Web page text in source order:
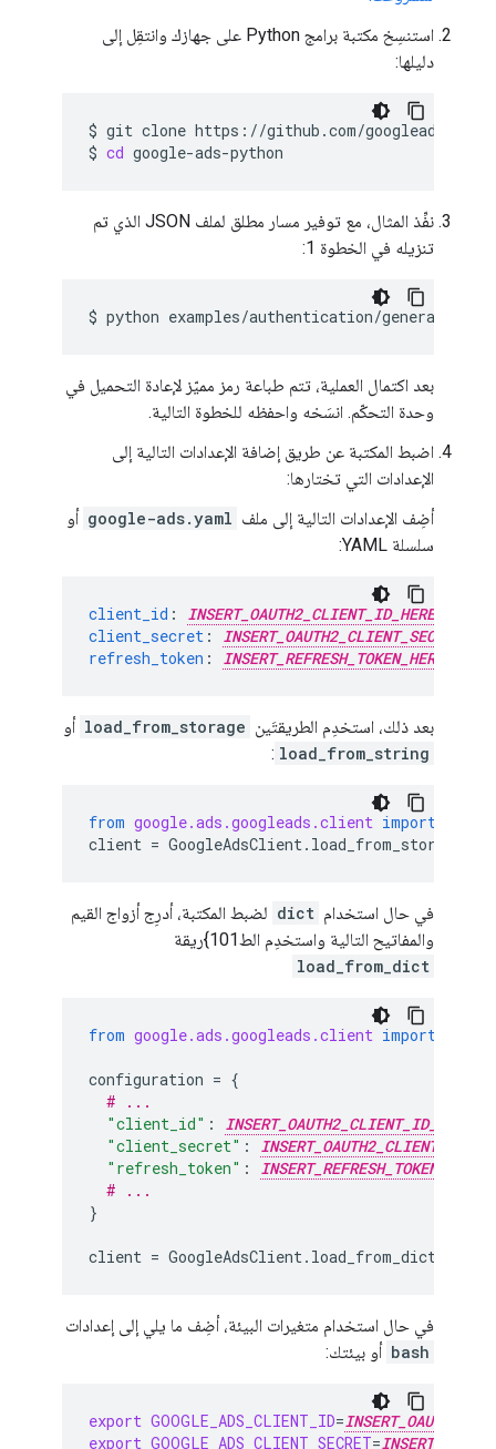
استنسِخ مكتبة برامج Python على جهازك وانتقِل إلى
دليلها:
$ git clone https://github.com/googleads/
$ cd
نفِّذ المثال، مع توفير مسار مطلق لملف JSON الذي تم
تنزيله في الخطوة 1:
$ python examples/authentication/
بعد اكتمال العملية، تتم طباعة رمز مميّز لإعادة التحميل في
وحدة التحكّم. انسَخه واحفظه للخطوة التالية.
اضبط المكتبة عن طريق إضافة الإعدادات التالية إلى
الإعدادات التي تختارها:
أضِف الإعدادات التالية إلى ملف google-ads.yaml أو
سلسلة YAML:
client_id :
INSERT_OAUTH2_CLIENT_ID_HERE
client_secret :
refresh_token : INSERT_REFRESH_TOKEN_HERE
بعد ذلك، استخدِم الطريقتَين load_from_storage أو
load_from_string
:
from google.ads.googleads.client import
client = GoogleAdsClient. load_from_storage
في حال استخدام dict لضبط المكتبة، أدرِج أزواج القيم
والمفاتيح التالية واستخدِم الط101}ريقة
load_from_dict
from google.ads.googleads.client import
configuration = {
# ...
"client_id" :
INSERT_OAUTH2_CLIENT_ID_HERE
"client_secret" :
"refresh_token" :
INSERT_REFRESH_TOKEN_HERE
# ...
}
client = GoogleAdsClient. load_from_dict
في حال استخدام متغيرات البيئة، أضِف ما يلي إلى إعدادات
bash أو بيئتك:
export GOOGLE_ADS_CLIENT_ID=
export GOOGLE_ADS_CLIENT_SECRET=